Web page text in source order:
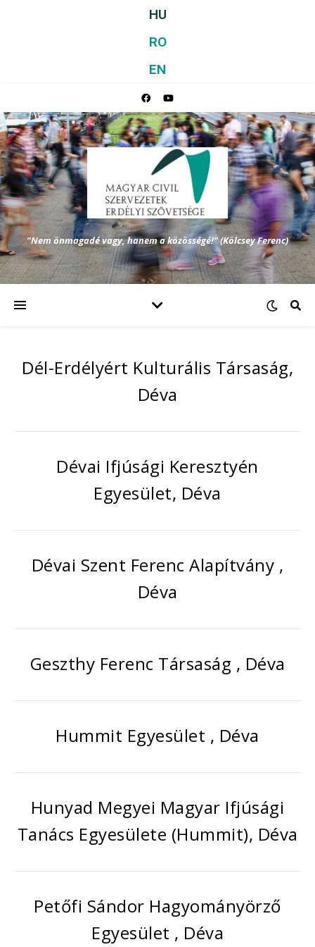
HU
RO
EN
"Nem önmagadé vagy, hanem a közösségé!" (Kölcsey Ferenc)
Dél-Erdélyért Kulturális Társaság,
Déva
Dévai Ifjúsági Keresztyén
Egyesület, Déva
Dévai Szent Ferenc Alapítvány ,
Déva
Geszthy Ferenc Társaság , Déva
Hummit Egyesület , Déva
Hunyad Megyei Magyar Ifjúsági
Tanács Egyesülete (Hummit), Déva
Petőfi Sándor Hagyományörző
Egyesület , Déva